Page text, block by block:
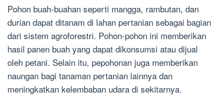
Pohon buah-buahan seperti mangga, rambutan, dan
durian dapat ditanam di lahan pertanian sebagai bagian
dari sistem agroforestri. Pohon-pohon ini memberikan
hasil panen buah yang dapat dikonsumsi atau dijual
oleh petani. Selain itu, pepohonan juga memberikan
naungan bagi tanaman pertanian lainnya dan
meningkatkan kelembaban udara di sekitarnya.